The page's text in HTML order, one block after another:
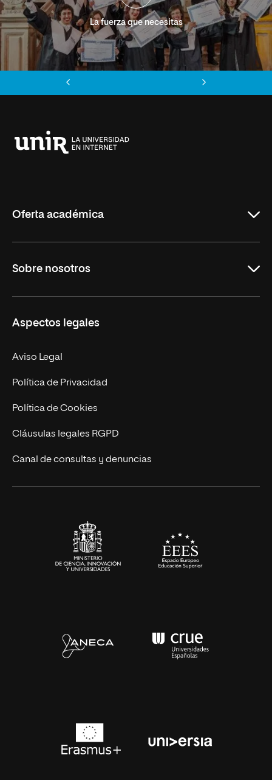
La fuerza que necesitas
Oferta académica
Másteres Oficiales
Doctorados
Experto Universitario
Postgrados
Cursos Universitarios
Sobre nosotros
Facultades
Nuestro Equipo
Trabaja en UNIR
Actualidad
UNIR Revista
Eventos
Aspectos legales
Aviso Legal
Política de Privacidad
Política de Cookies
Cláusulas legales RGPD
Canal de consultas y denuncias